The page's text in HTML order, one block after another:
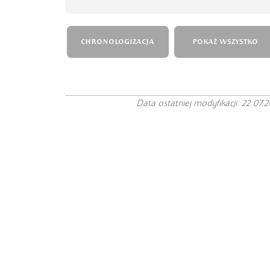
CHRONOLOGIZACJA POKAŻ WSZYSTKO
Data ostatniej modyfikacji: